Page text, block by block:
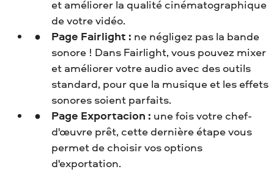
et améliorer la qualité cinématographique
de votre vidéo.
Page Fairlight : ne négligez pas la bande
sonore ! Dans Fairlight, vous pouvez mixer
et améliorer votre audio avec des outils
standard, pour que la musique et les effets
sonores soient parfaits.
Page Exportacion : une fois votre chef-
d'œuvre prêt, cette dernière étape vous
permet de choisir vos options
d'exportation.